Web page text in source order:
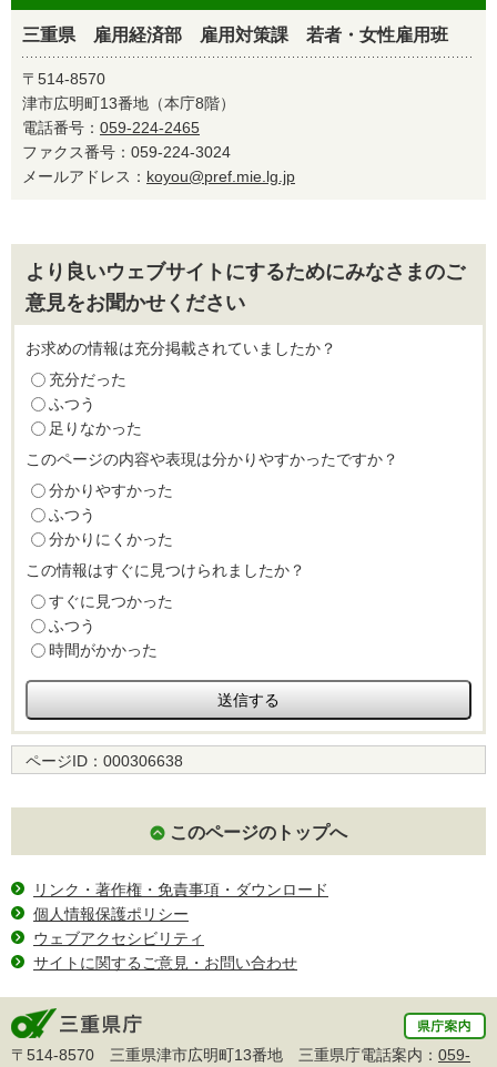
三重県 雇用経済部 雇用対策課 若者・女性雇用班
〒514-8570
津市広明町13番地（本庁8階）
電話番号： 059-224-2465
ファクス番号：059-224-3024
メールアドレス： koyou@pref.mie.lg.jp
より良いウェブサイトにするためにみなさまのご
意見をお聞かせください
お求めの情報は充分掲載されていましたか？
充分だった
ふつう
足りなかった
このページの内容や表現は分かりやすかったですか？
分かりやすかった
ふつう
分かりにくかった
この情報はすぐに見つけられましたか？
すぐに見つかった
ふつう
時間がかかった
ページID： 000306638
このページのトップへ
リンク・著作権・免責事項・ダウンロード
個人情報保護ポリシー
ウェブアクセシビリティ
サイトに関するご意見・お問い合わせ
〒514-8570 三重県津市広明町13番地 三重県庁電話案内： 059-